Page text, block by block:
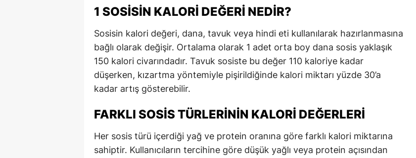
1 SOSISIN KALORI DEĞERI NEDIR?
Sosisin kalori değeri, dana, tavuk veya hindi eti kullanılarak hazırlanmasına
bağlı olarak değişir. Ortalama olarak 1 adet orta boy dana sosis yaklaşık
150 kalori civarındadır. Tavuk sosiste bu değer 110 kaloriye kadar
düşerken, kızartma yöntemiyle pişirildiğinde kalori miktarı yüzde 30’a
kadar artış gösterebilir.
FARKLI SOSIS TÜRLERININ KALORI DEĞERLERI
Her sosis türü içerdiği yağ ve protein oranına göre farklı kalori miktarına
sahiptir. Kullanıcıların tercihine göre düşük yağlı veya protein açısından